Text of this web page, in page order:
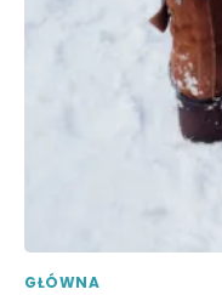
GŁÓWNA